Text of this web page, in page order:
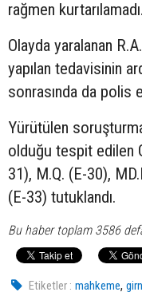
rağmen kurtarılamadı.
Olayda yaralanan
yapılan tedavisinin
sonrasında da polis
Yürütülen
olduğu tespit edilen
31), M.Q. (E-30),
(E-33) tutuklandı.
Bu haber toplam 3586
Etiketler : mahkeme,